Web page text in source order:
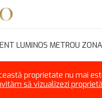
LUMINOS METROU
proprietate nu mai
să vizualizezi